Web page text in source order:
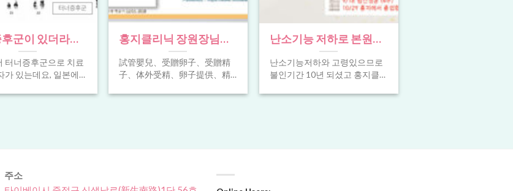
Oocyte(Egg) recipient ,
Sperm recipient、试管
婴儿、借卵(供卵) 、借
精(供精)
군이 있더라도
여를 통해 임신이
다.
터너증후군으로 치료
가 있는데요, 일본에
아이를 출산했고, 현
홍지클리닉 장원장님의
논문이 세포의 분자 생물
학 학술지 표지에 게재되
試管嬰兒、受贈卵子、受贈精
子、体外受精、卵子提供、精
、정자 공여、In vitro
난소기능 저하로 본원에
서 치료를 받아, 임신 11
주차가 된 한국인 40대
난소기능저하와 고령있으므로
불인기간 10년 되셨고 홍지클리
기 시작하고 이제 임신 11주 되
주소